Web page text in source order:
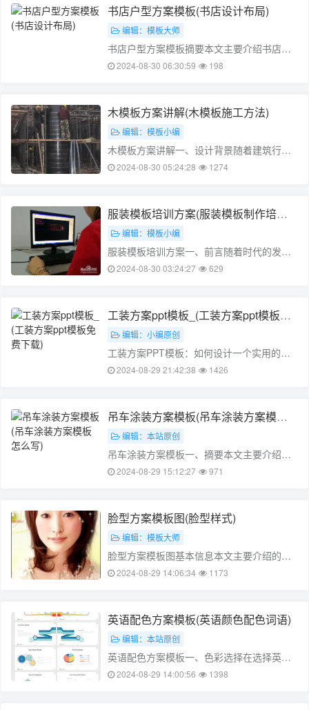
何设计一个优质的印刷方案模板，让印刷企
业更好地满足客户需求，提高生产效率，降
低……
书店户型方案模板(书店设计布局)
编辑：模板大师
书店户型方案模板摘要本文主要介绍书店户
型方案模板的设计原则和要点，包括平面布
布局1. 功能区域布局书店需要设立图书销售
区、读者休息区、阅读区、销售区……
2024-08-30 06:30:59 198
木模板方案讲解(木模板施工方法)
编辑：模板小编
木模板方案讲解一、设计背景随着建筑行业
数字化的推进，建筑模板的打印与传统的木
板在设计和应用中仍然存在许多问题，如材
料浪费、打印质量不稳定、尺寸精度不高
等。……
2024-08-30 05:24:28 1274
服装模板培训方案(服装模板制作培训
学校)编辑：模板小编
服装模板培训方案一、前言随着时代的发
展，人们对于服装的需求与日俱增，而模板
了提高服装设计师的使用水平，增强企业的
竞争力，我司特制定本服装模板培训方案，
旨在……
2024-08-30 03:24:27 629
工装方案ppt模板_(工装方案ppt模板免
费下载)
编辑：小编原创
工装方案PPT模板：如何设计一个实用的工
装方案一、前言随着工业化的进步，工装已
能够提高工作效率，还能够降低生产成本，
增加企业的市场竞争力。因此，如何设计
一……
2024-08-29 21:42:38 1426
吊车涂装方案模板(吊车涂装方案模板
怎么写)
编辑：本站原创
吊车涂装方案模板一、摘要本文主要介绍了
一种吊车涂装方案模板的设计,该模板设计采
特点,使涂装作业更加安全、可靠。通过对模
板进行改进,使得涂装质量得到了很大……
2024-08-29 15:12:27 971
脸型方案模板图(脸型样式)
编辑：模板大师
脸型方案模板图基本信息本文主要介绍的是
脸型方案模板图,包括脸型分类、特征提取以
在脸型分类中,我们需要对人的脸型进行系统
化的归类,以便于后续的设计工作……
2024-08-29 14:06:34 1173
英语配色方案模板(英语颜色配色词语)
编辑：本站原创
英语配色方案模板一、色彩选择在选择英语
配色方案时，我们需要考虑到学习者的文化
2024-08-29 14:00:56 1398